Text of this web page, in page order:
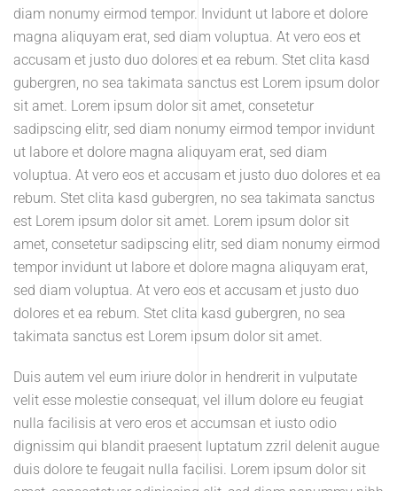
diam nonumy eirmod tempor. Invidunt ut labore et dolore
magna aliquyam erat, sed diam voluptua. At vero eos et
accusam et justo duo dolores et ea rebum. Stet clita kasd
gubergren, no sea takimata sanctus est Lorem ipsum dolor
sit amet. Lorem ipsum dolor sit amet, consetetur
sadipscing elitr, sed diam nonumy eirmod tempor invidunt
ut labore et dolore magna aliquyam erat, sed diam
voluptua. At vero eos et accusam et justo duo dolores et ea
rebum. Stet clita kasd gubergren, no sea takimata sanctus
est Lorem ipsum dolor sit amet. Lorem ipsum dolor sit
amet, consetetur sadipscing elitr, sed diam nonumy eirmod
tempor invidunt ut labore et dolore magna aliquyam erat,
sed diam voluptua. At vero eos et accusam et justo duo
dolores et ea rebum. Stet clita kasd gubergren, no sea
takimata sanctus est Lorem ipsum dolor sit amet.
Duis autem vel eum iriure dolor in hendrerit in vulputate
velit esse molestie consequat, vel illum dolore eu feugiat
nulla facilisis at vero eros et accumsan et iusto odio
dignissim qui blandit praesent luptatum zzril delenit augue
duis dolore te feugait nulla facilisi. Lorem ipsum dolor sit